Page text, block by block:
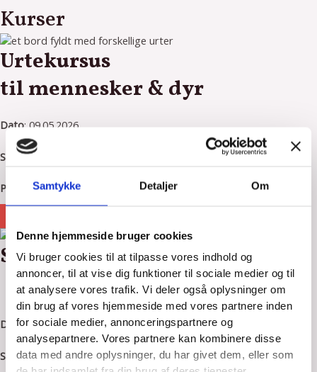
Samtykke Detaljer Om
Denne hjemmeside bruger cookies
Vi bruger cookies til at tilpasse vores indhold og
annoncer, til at vise dig funktioner til sociale medier og til
at analysere vores trafik. Vi deler også oplysninger om
din brug af vores hjemmeside med vores partnere inden
for sociale medier, annonceringspartnere og
analysepartnere. Vores partnere kan kombinere disse
data med andre oplysninger, du har givet dem, eller som
Kurser
Urtekursus
til mennesker & dyr
Dato: 09.05.2026
Sted: Skattebøllevej 24, 5953 Tranekær
Pris : 850,- kr. inkl. materialer og forplejning
Se dit dyr med nye øjne
Forstå dit dyrs udfordringer gennem et holistisk og
bevidsthedsskabende perspektiv
Dato: 15. Marts. 2026 (start)
Sted: Hele kurset forgår online.